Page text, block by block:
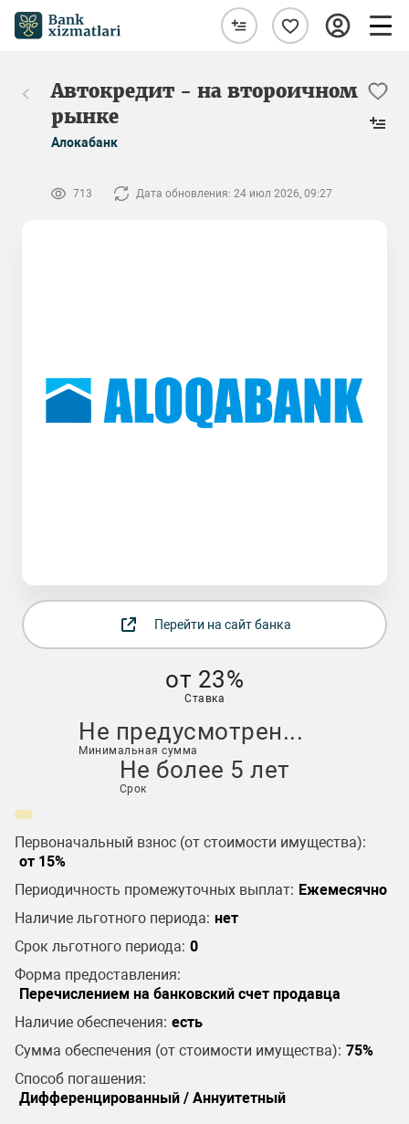
Автокредит - на второичном
рынке
Алокабанк
713 Дата обновления: 24 июл 2026, 09:27
Перейти на сайт банка
от 23%
Ставка
Не предусмотрен...
Минимальная сумма
Не более 5 лет
Срок
Первоначальный взнос (от стоимости имущества):
от 15%
Периодичность промежуточных выплат: Ежемесячно
Наличие льготного периода: нет
Срок льготного периода: 0
Форма предоставления:
Перечислением на банковский счет продавца
Наличие обеспечения: есть
Сумма обеспечения (от стоимости имущества): 75%
Способ погашения:
Дифференцированный / Аннуитетный